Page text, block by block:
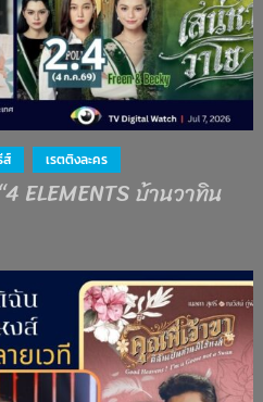
ส์ เรตติงละคร
ELEMENTS บ้านวาทิน